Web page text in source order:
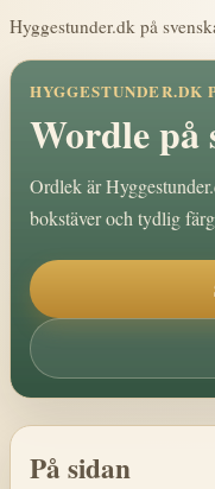
Hyggestunder.dk på
HYGGESTUNDER.DK
Wordle på
Ordlek är
bokstäver och tydlig
På sidan